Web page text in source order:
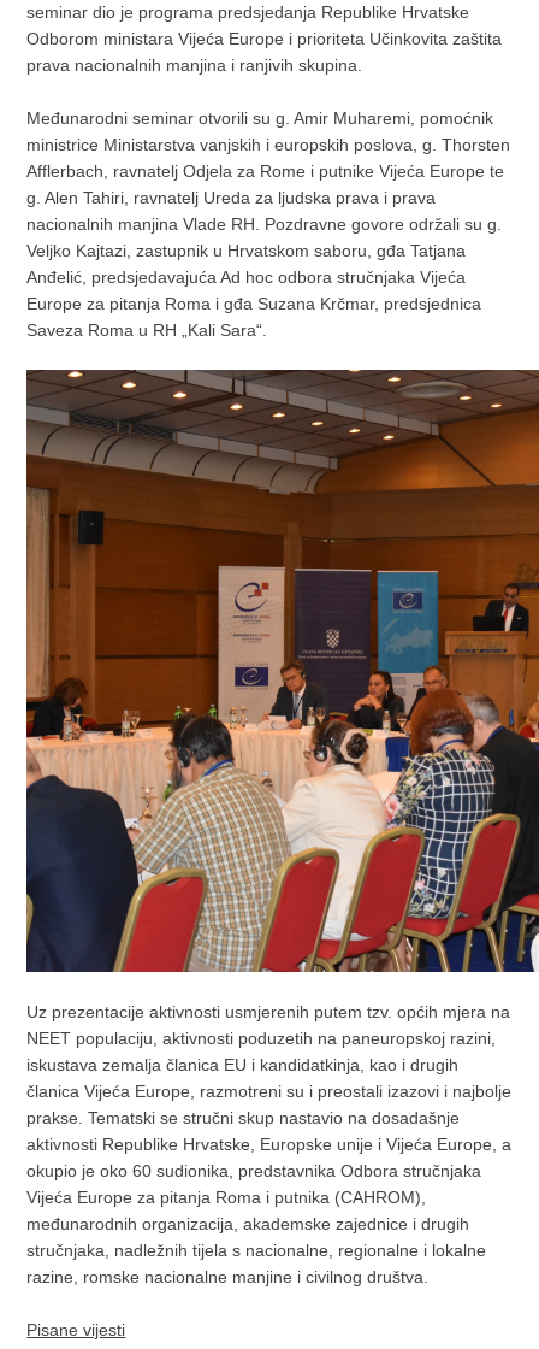
seminar dio je programa predsjedanja Republike Hrvatske
Odborom ministara Vijeća Europe i prioriteta Učinkovita zaštita
prava nacionalnih manjina i ranjivih skupina.
Međunarodni seminar otvorili su g. Amir Muharemi, pomoćnik
ministrice Ministarstva vanjskih i europskih poslova, g. Thorsten
Afflerbach, ravnatelj Odjela za Rome i putnike Vijeća Europe te
g. Alen Tahiri, ravnatelj Ureda za ljudska prava i prava
nacionalnih manjina Vlade RH. Pozdravne govore održali su g.
Veljko Kajtazi, zastupnik u Hrvatskom saboru, gđa Tatjana
Anđelić, predsjedavajuća Ad hoc odbora stručnjaka Vijeća
Europe za pitanja Roma i gđa Suzana Krčmar, predsjednica
Saveza Roma u RH „Kali Sara“.
Uz prezentacije aktivnosti usmjerenih putem tzv. općih mjera na
NEET populaciju, aktivnosti poduzetih na paneuropskoj razini,
iskustava zemalja članica EU i kandidatkinja, kao i drugih
članica Vijeća Europe, razmotreni su i preostali izazovi i najbolje
prakse. Tematski se stručni skup nastavio na dosadašnje
aktivnosti Republike Hrvatske, Europske unije i Vijeća Europe, a
okupio je oko 60 sudionika, predstavnika Odbora stručnjaka
Vijeća Europe za pitanja Roma i putnika (CAHROM),
međunarodnih organizacija, akademske zajednice i drugih
stručnjaka, nadležnih tijela s nacionalne, regionalne i lokalne
razine, romske nacionalne manjine i civilnog društva.
Pisane vijesti